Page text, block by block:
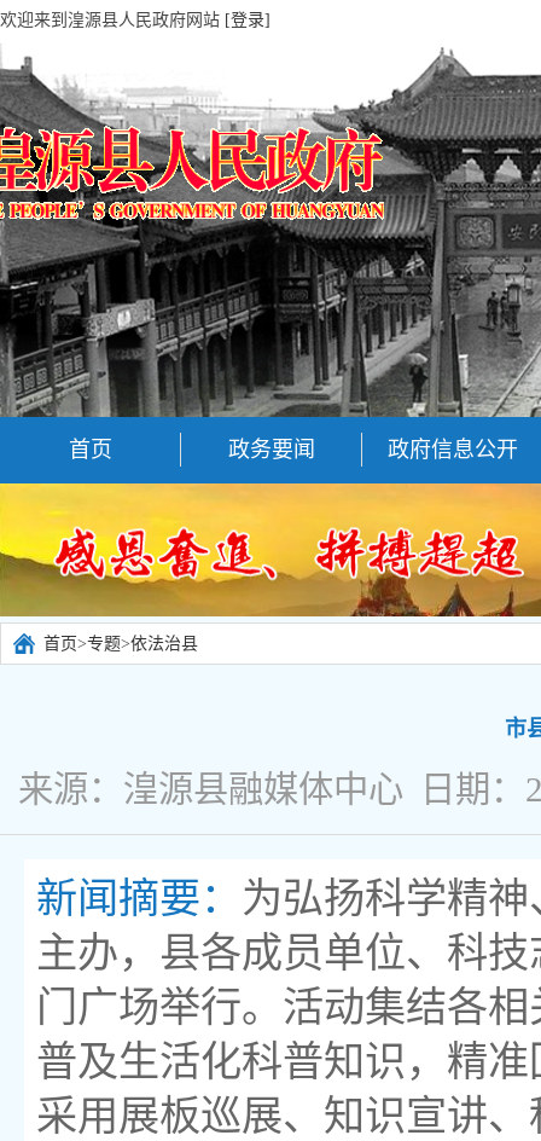
欢迎来到湟源县人民政府网站 [登录]
首页 政务要闻 政府信息公开
首页>专题>依法治县
市
来源：湟源县融媒体中心 日期
新闻摘要： 为弘扬科学精
主办，县各成员单位、科
门广场举行。活动集结各
普及生活化科普知识，精
采用展板巡展、知识宣讲